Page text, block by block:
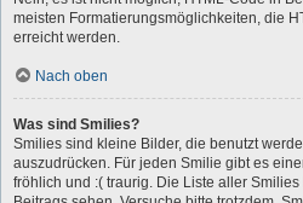
meisten Formatierungsmöglichkeiten, die
erreicht werden.
Nach oben
Was sind Smilies?
Smilies sind kleine Bilder, die benutzt
auszudrücken. Für jeden Smilie gibt es
fröhlich und :( traurig. Die Liste aller